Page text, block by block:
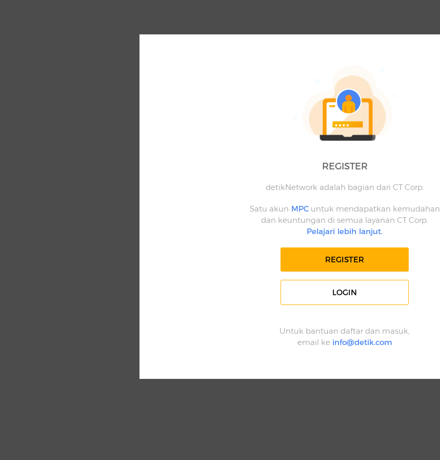
REGISTER
detikNetwork adalah bagian dari CT Corp.
Satu akun MPCuntuk mendapatkan kemudahan
dan keuntungan di semua layanan CT Corp.
Pelajari lebih lanjut.
REGISTER
LOGIN
Untuk bantuan daftar dan masuk,
email ke info@detik.com